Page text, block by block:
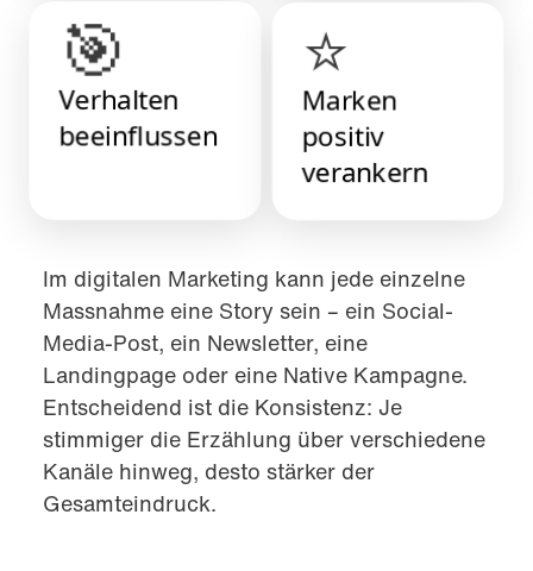
🎯
Verhalten
beeinflussen
⭐
Marken
positiv
verankern
Im digitalen Marketing kann jede einzelne
Massnahme eine Story sein – ein Social-
Media-Post, ein Newsletter, eine
Landingpage oder eine Native Kampagne.
Entscheidend ist die Konsistenz: Je
stimmiger die Erzählung über verschiedene
Kanäle hinweg, desto stärker der
Gesamteindruck.